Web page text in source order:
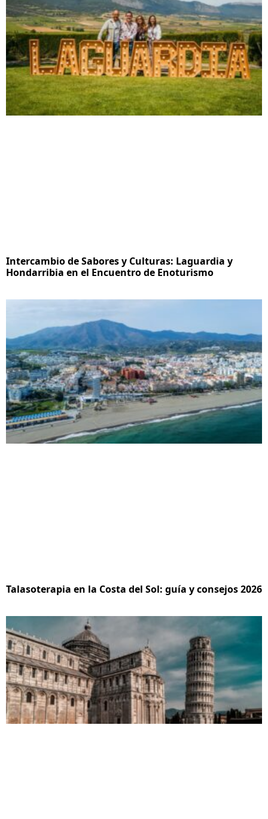
Intercambio de Sabores y Culturas: Laguardia y
Hondarribia en el Encuentro de Enoturismo
Talasoterapia en la Costa del Sol: guía y consejos 2026